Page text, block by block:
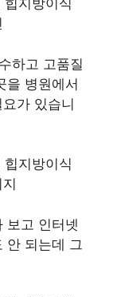
하고 고품질
을 병원에서
가 있습니
보고 인터넷
안 되는데 그